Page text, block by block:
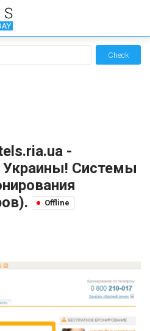
Check
-
Украины! Системы
Offline